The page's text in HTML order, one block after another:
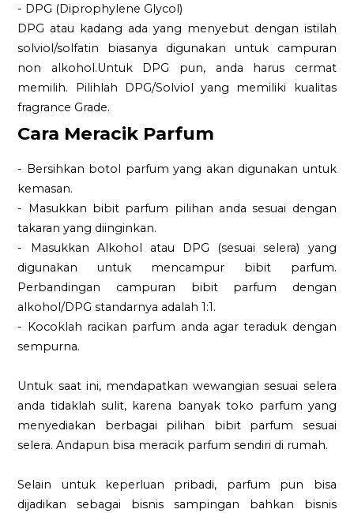
- DPG (Diprophylene Glycol)
DPG atau kadang ada yang menyebut dengan istilah
solviol/solfatin biasanya digunakan untuk campuran
non alkohol.Untuk DPG pun, anda harus cermat
memilih. Pilihlah DPG/Solviol yang memiliki kualitas
fragrance Grade.
Cara Meracik Parfum
- Bersihkan botol parfum yang akan digunakan untuk
kemasan.
- Masukkan bibit parfum pilihan anda sesuai dengan
takaran yang diinginkan.
- Masukkan Alkohol atau DPG (sesuai selera) yang
digunakan untuk mencampur bibit parfum.
Perbandingan campuran bibit parfum dengan
alkohol/DPG standarnya adalah 1:1.
- Kocoklah racikan parfum anda agar teraduk dengan
sempurna.
Untuk saat ini, mendapatkan wewangian sesuai selera
anda tidaklah sulit, karena banyak toko parfum yang
menyediakan berbagai pilihan bibit parfum sesuai
selera. Andapun bisa meracik parfum sendiri di rumah.
Selain untuk keperluan pribadi, parfum pun bisa
dijadikan sebagai bisnis sampingan bahkan bisnis